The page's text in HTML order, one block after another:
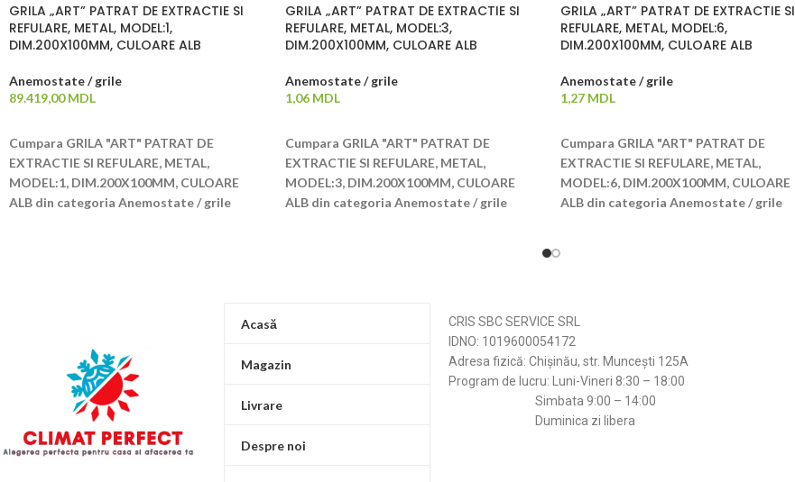
GRILA „ART” PATRAT DE EXTRACTIE SI
REFULARE, METAL, MODEL:1,
DIM.200X100MM, CULOARE ALB
Anemostate / grile
89.419,00MDL
Cumpara GRILA "ART" PATRAT DE
EXTRACTIE SI REFULARE, METAL,
MODEL:1, DIM.200X100MM, CULOARE
ALB din categoria Anemostate / grile
GRILA „ART” PATRAT DE EXTRACTIE SI
REFULARE, METAL, MODEL:3,
DIM.200X100MM, CULOARE ALB
Anemostate / grile
1,06 MDL
Cumpara GRILA "ART" PATRAT DE
EXTRACTIE SI REFULARE, METAL,
MODEL:3, DIM.200X100MM, CULOARE
ALB din categoria Anemostate / grile
GRILA „ART” PATRAT DE EXTRACTIE SI
REFULARE, METAL, MODEL:6,
DIM.200X100MM, CULOARE ALB
Anemostate / grile
1,27 MDL
Cumpara GRILA "ART" PATRAT DE
EXTRACTIE SI REFULARE, METAL,
MODEL:6, DIM.200X100MM, CULOARE
ALB din categoria Anemostate / grile
Acasă
Magazin
Livrare
Despre noi
CRIS SBC SERVICE SRL
IDNO: 1019600054172
Adresa fizică: Chișinău, str. Muncești 125A
Program de lucru: Luni-Vineri 8:30 – 18:00
Simbata 9:00 – 14:00
Duminica zi libera